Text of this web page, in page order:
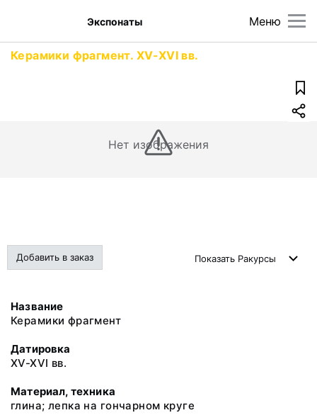
Меню
Экспонаты
Керамики фрагмент. XV-XVI вв.
Нет изображения
Добавить в заказ Показать Ракурсы
Название
Керамики фрагмент
Датировка
XV-XVI вв.
Материал, техника
глина; лепка на гончарном круге